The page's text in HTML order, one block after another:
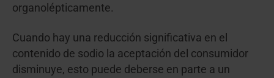
organolépticamente.
Cuando hay una reducción significativa en el
contenido de sodio la aceptación del consumidor
disminuye, esto puede deberse en parte a un